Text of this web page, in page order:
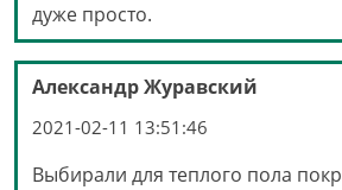
дуже просто.
Александр Журавский
2021-02-11 13:51:46
Выбирали для теплого пола